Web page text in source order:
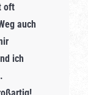
oft
auch
ich